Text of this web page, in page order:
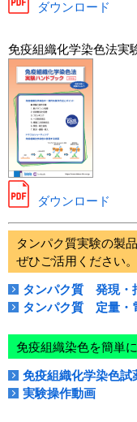
ダウンロード
免疫組織化学染色法実
ダウンロード
タンパク質実験の製
ぜひご活用ください。
タンパク質 発現・
タンパク質 定量・
免疫組織染色を簡単に
免疫組織化学染色試
実験操作動画